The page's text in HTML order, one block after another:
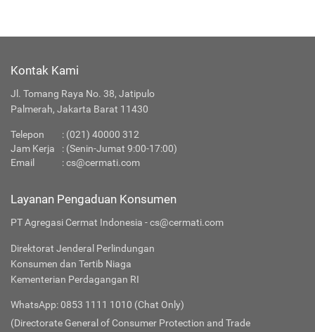
Kontak Kami
Jl. Tomang Raya No. 38, Jatipulo
Palmerah, Jakarta Barat 11430
Telepon : (021) 40000 312
Jam Kerja
: (Senin-Jumat 9:00-17:00)
Email
:cs@cermati.com
Layanan Pengaduan Konsumen
PT Agregasi Cermat Indonesia - cs@cermati.com
Direktorat Jenderal Perlindungan
Konsumen dan Tertib Niaga
Kementerian Perdagangan RI
WhatsApp: 0853 1111 1010 (Chat Only)
(Directorate General of Consumer Protection and Trade